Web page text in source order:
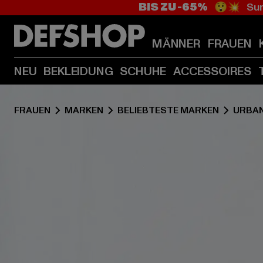
BIS ZU -65% 😲💥
MÄNNER FRAUEN
NEU BEKLEIDUNG SCHUHE ACCESSOIRES
FRAUEN MARKEN BELIEBTESTE MARKEN